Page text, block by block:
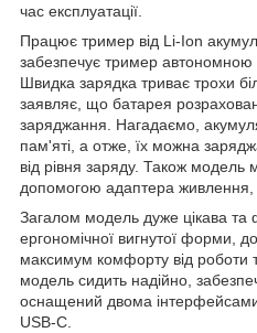
час експлуатації.
Працює тример від Li-Ion
забезпечує тример
Швидка зарядка триває трохи
заявляє, що батарея
заряджання. Нагадаємо,
пам'яті, а отже, їх можна
від рівня заряду. Також
допомогою адаптера живлення,
Загалом модель дуже цікава та
ергономічної вигнутої форми,
максимум комфорту від роботи
модель сидить надійно,
оснащений двома
USB-C.